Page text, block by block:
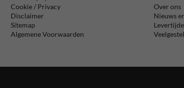
Cookie / Privacy
Disclaimer
Sitemap
Algemene Voorwaarden
Over ons
Nieuws